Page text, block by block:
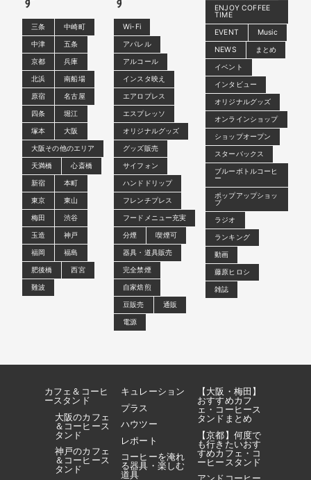
三条
中崎町
中津
五条
京都
兵庫
北浜
南船場
原宿
名古屋
四条
堀江
塚本
大阪
大阪その他のエリア
天満橋
心斎橋
新宿
本町
東京
東山
梅田
渋谷
玉造
神戸
福岡
福島
肥後橋
西宮
難波
Wi-Fi
アパレル
アルコール
インスタ映え
エアロプレス
エスプレッソ
オリジナルグッズ
グッズ販売
サイフォン
ハンドドリップ
フレンチプレス
フードメニュー充実
分煙
喫煙可
器具・道具販売
完全禁煙
自家焙煎
豆販売
通販
電源
ENJOY COFFEE
TIME
EVENT
Music
NEWS
まとめ
イベント
インタビュー
オリジナルグッズ
オンラインショップ
ショップオープン
スターバックス
ブルーボトルコーヒ
ー
ポップアップショッ
プ
ラジオ
ランキング
動画
藤原ヒロシ
雑誌
カフェ＆コーヒ
ースタンド
大阪のカフェ
＆コーヒース
タンド
神戸のカフェ
＆コーヒース
タンド
キュレーション
プラス
ハウツー
レポート
コーヒーを淹れ
る器具・楽しむ
道具
【大阪・梅田】
おすすめカフ
ェ・コーヒース
タンドまとめ
【京都】何度で
も行きたいおす
すめカフェ・コ
ーヒースタンド